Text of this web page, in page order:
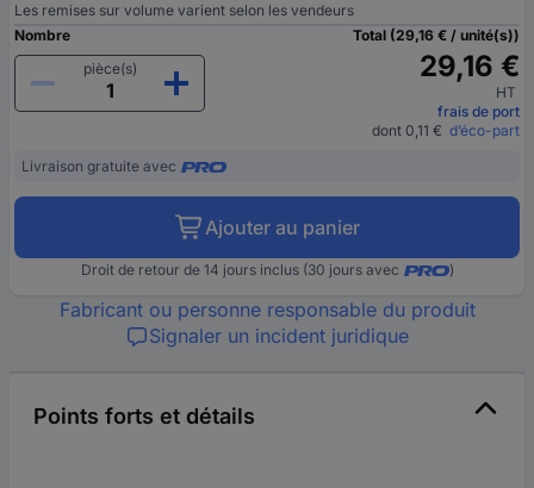
Les remises sur volume varient selon les vendeurs
Nombre
pièce(s)
Total (29,16 € / unité(s))
29,16 €
HT
frais de port
dont 0,11 € d’éco-part
Livraison gratuite avec
Ajouter au panier
Droit de retour de 14 jours inclus (30 jours avec )
Fabricant ou personne responsable du produit
Signaler un incident juridique
Points forts et détails